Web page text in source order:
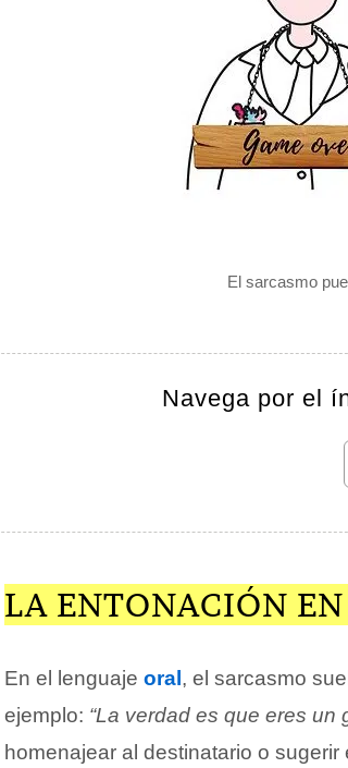
El sarcasmo
Navega por el
LA ENTONACIÓN
En el lenguaje oral , el sarcasmo
ejemplo: “La verdad es que eres un
homenajear al destinatario o